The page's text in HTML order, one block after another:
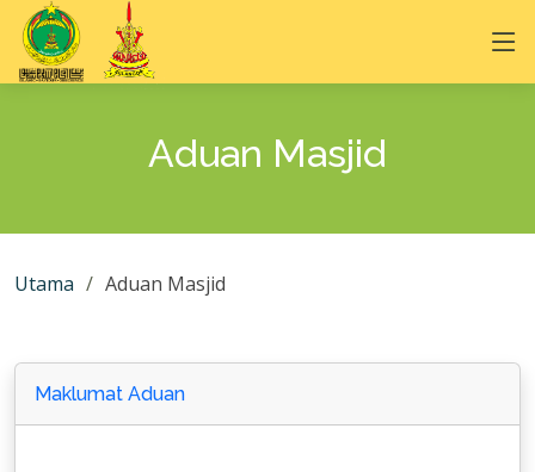
Aduan Masjid
Utama Aduan Masjid
Maklumat Aduan